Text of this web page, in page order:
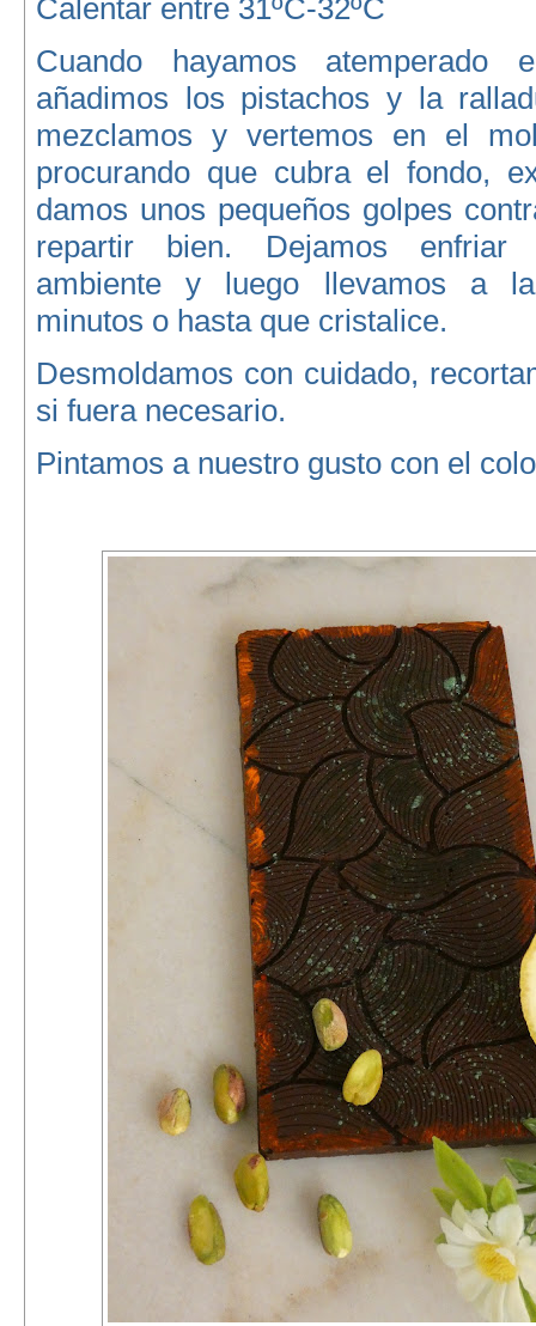
Calentar entre 31ºC-32ºC
Cuando hayamos atemperado
añadimos los pistachos y la
mezclamos y vertemos en el
procurando que cubra el fondo,
damos unos pequeños golpes
repartir bien. Dejamos enfriar
ambiente y luego llevamos a
minutos o hasta que cristalice.
Desmoldamos con cuidado,
si fuera necesario.
Pintamos a nuestro gusto con el